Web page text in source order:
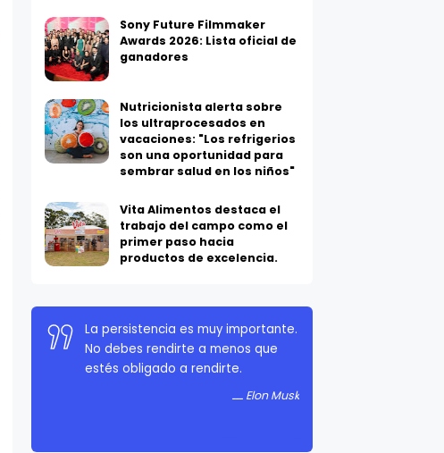
Sony Future Filmmaker
Awards 2026: Lista oficial de
ganadores
Nutricionista alerta sobre
los ultraprocesados en
vacaciones: "Los refrigerios
son una oportunidad para
sembrar salud en los niños"
Vita Alimentos destaca el
trabajo del campo como el
primer paso hacia
productos de excelencia.
La persistencia es muy importante.
No debes rendirte a menos que
estés obligado a rendirte.
Elon Musk